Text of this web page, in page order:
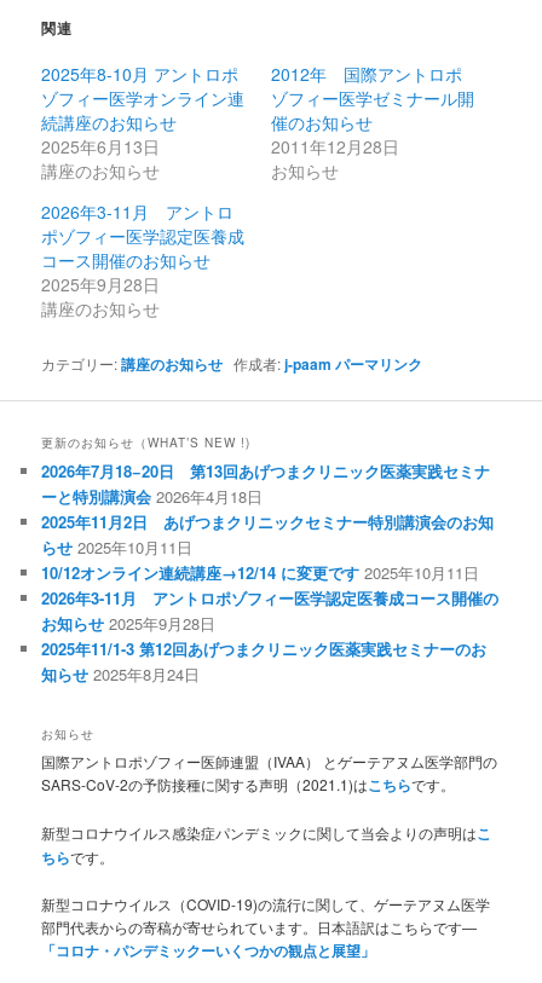
関連
2025年8-10月 アントロポ
ゾフィー医学オンライン連
続講座のお知らせ
2025年6月13日
講座のお知らせ
2012年 国際アントロポ
ゾフィー医学ゼミナール開
催のお知らせ
2011年12月28日
お知らせ
2026年3-11月 アントロ
ポゾフィー医学認定医養成
コース開催のお知らせ
2025年9月28日
講座のお知らせ
カテゴリー:講座のお知らせ 作成者:j-paam パーマリンク
更新のお知らせ（WHAT’S NEW !)
2026年7月18−20日 第13回あげつまクリニック医薬実践セミナ
ーと特別講演会 2026年4月18日
2025年11月2日 あげつまクリニックセミナー特別講演会のお知
らせ 2025年10月11日
10/12オンライン連続講座→12/14 に変更です 2025年10月11日
2026年3-11月 アントロポゾフィー医学認定医養成コース開催の
お知らせ 2025年9月28日
2025年11/1-3 第12回あげつまクリニック医薬実践セミナーのお
知らせ 2025年8月24日
お知らせ
国際アントロポゾフィー医師連盟（IVAA） とゲーテアヌム医学部門の
SARS-CoV-2の予防接種に関する声明（2021.1)はこちらです。
新型コロナウイルス感染症パンデミックに関して当会よりの声明はこ
ちらです。
新型コロナウイルス（COVID-19)の流行に関して、ゲーテアヌム医学
部門代表からの寄稿が寄せられています。日本語訳はこちらです—
「コロナ・パンデミックーいくつかの観点と展望」